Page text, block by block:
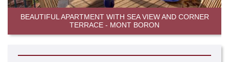
BEAUTIFUL APARTMENT WITH SEA VIEW AND CORNER
TERRACE - MONT BORON